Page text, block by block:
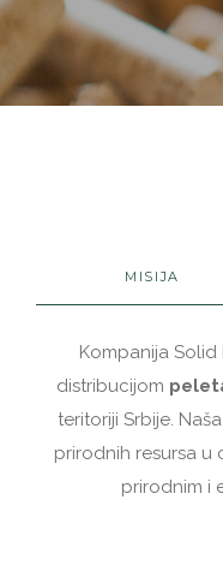
MISIJA
Kompanija
distribucijom
teritoriji Srbije.
prirodnih resursa u
prirodnim i